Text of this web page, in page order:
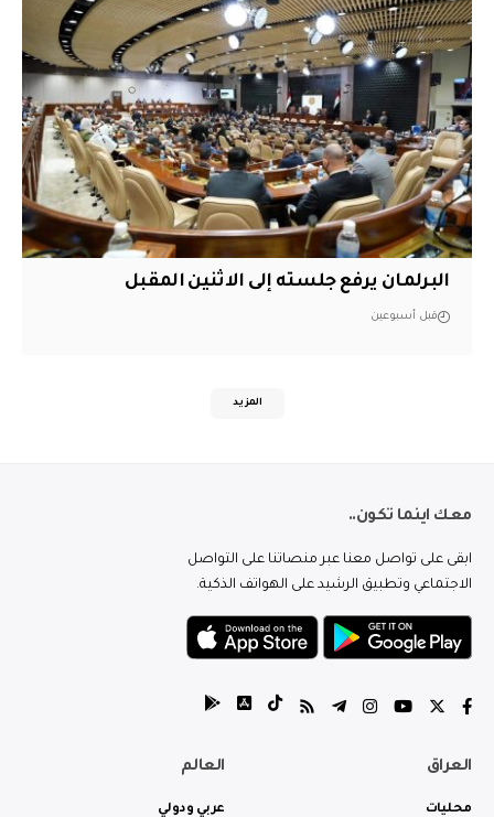
البرلمان يرفع جلسته إلى الاثنين المقبل
قبل أسبوعين
المزيد
معك اينما تكون..
ابقى على تواصل معنا عبر منصاتنا على التواصل
الاجتماعي وتطبيق الرشيد على الهواتف الذكية.
العراق
محليات
العالم
عربي ودولي